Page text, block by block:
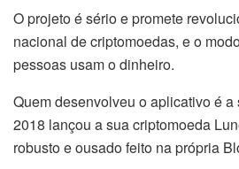
O projeto é sério e promete
nacional de criptomoedas, e o
pessoas usam o dinheiro.
Quem desenvolveu o aplicativo é
2018 lançou a sua criptomoeda
robusto e ousado feito na própria